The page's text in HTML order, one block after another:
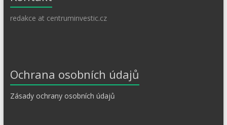
redakce at centruminvestic.cz
Ochrana osobních údajů
Zásady ochrany osobních údajů